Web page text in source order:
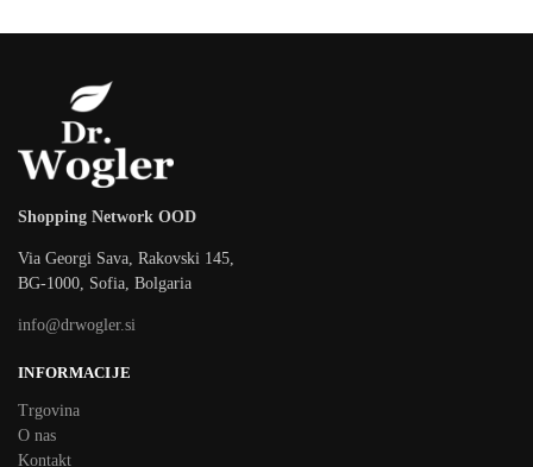
Shopping Network OOD
Via Georgi Sava, Rakovski 145,
BG-1000, Sofia, Bolgaria
info@drwogler.si
INFORMACIJE
Trgovina
O nas
Kontakt